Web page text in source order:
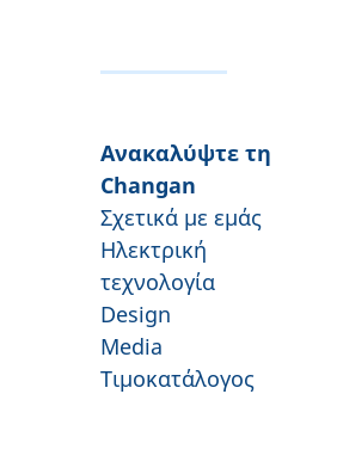
Ανακαλύψτε τη
Changan
Σχετικά με εμάς
Ηλεκτρική
τεχνολογία
Design
Media
Τιμοκατάλογος